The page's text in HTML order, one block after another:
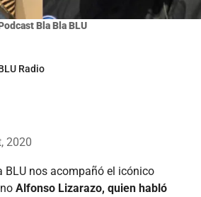
Bla Bla BLU
Radio
2020
BLU nos acompañó el icónico
Alfonso Lizarazo, quien habló